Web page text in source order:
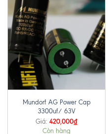
Mundorf AG Power Cap
3300uf/ 63V
Giá: 420,000₫
Còn hàng